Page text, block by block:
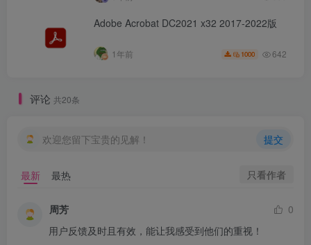
Adobe Acrobat DC2021 x32 2017-2022版
1年前 1000 642
评论 共20条
欢迎您留下宝贵的见解！ 提交
最新 最热 只看作者
周芳
0
用户反馈及时且有效，能让我感受到他们的重视！